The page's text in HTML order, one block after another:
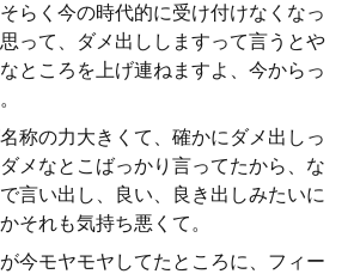
らく今の時代的に受け付けなくなっ
って、ダメ出ししますって言うとや
ところを上げ連ねますよ、今からっ
称の力大きくて、確かにダメ出しっ
メなとこばっかり言ってたから、な
言い出し、良い、良き出しみたいに
それも気持ち悪くて。
今モヤモヤしてたところに、フィー